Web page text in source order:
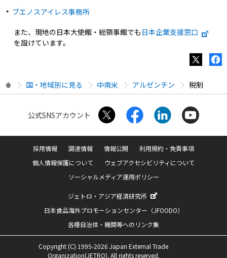
ブエノスアイレス事務所
また、現地の日本大使館・総領事館でも 日本企業支援窓口
を設けています。
国・地域別に見る 中南米 アルゼンチン 税制
公式SNSアカウント
採用情報 調達情報 情報公開
利用規約・免責事項
個人情報保護について
ウェブアクセシビリティについて
ソーシャルメディア運用ポリシー
ジェトロ・アジア経済研究所
日本食品海外プロモーションセンター（JFOODO）
各種自治体・機関等へのリンク集
Copyright (C) 1995-2026 Japan External Trade
Organization(JETRO). All rights reserved.